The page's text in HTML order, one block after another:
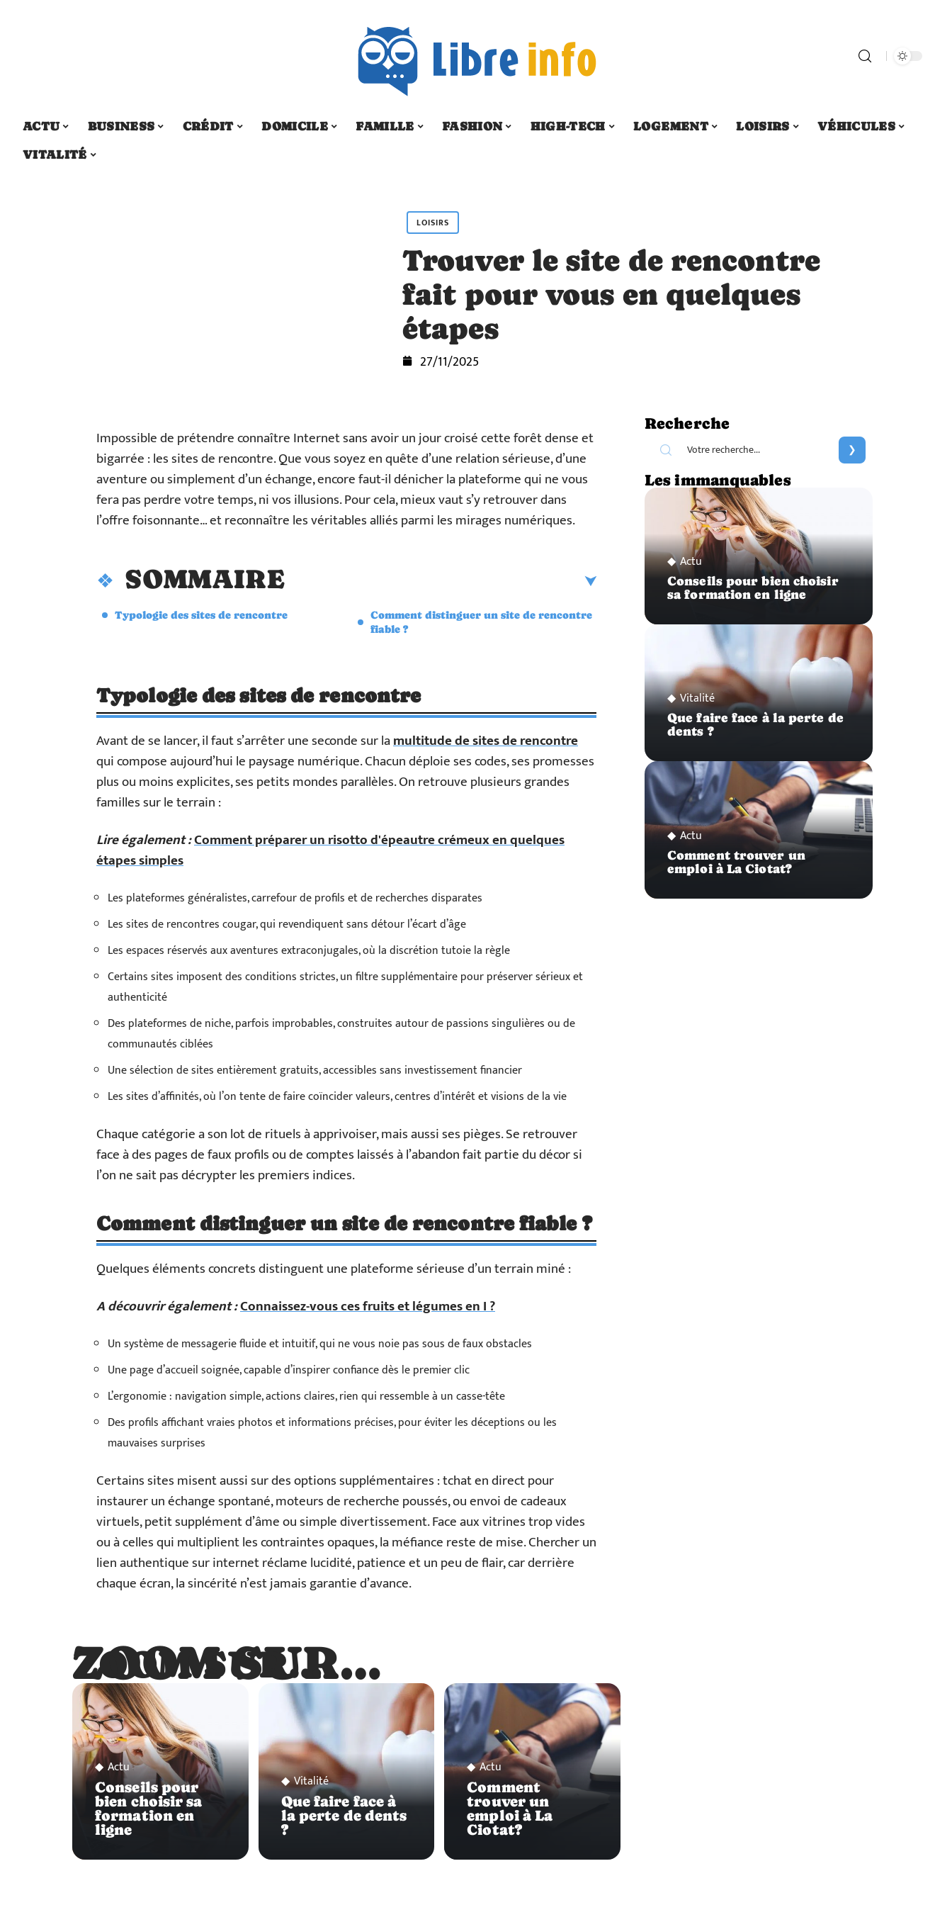
ACTU BUSINESS CRÉDIT DOMICILE FAMILLE FASHION HIGH-TECH LOGEMENT LOISIRS
VÉHICULES
VITALITÉ
LOISIRS
Trouver le site de rencontre
fait pour vous en quelques
étapes
27/11/2025
Impossible de prétendre connaître Internet sans avoir un jour croisé cette forêt dense et
bigarrée : les sites de rencontre. Que vous soyez en quête d’une relation sérieuse, d’une
aventure ou simplement d’un échange, encore faut-il dénicher la plateforme qui ne vous
fera pas perdre votre temps, ni vos illusions. Pour cela, mieux vaut s’y retrouver dans
l’offre foisonnante… et reconnaître les véritables alliés parmi les mirages numériques.
SOMMAIRE
Typologie des sites de rencontre
Comment distinguer un site de rencontre
fiable ?
Typologie des sites de rencontre
Avant de se lancer, il faut s’arrêter une seconde sur lamultitude de sites de rencontre
qui compose aujourd’hui le paysage numérique. Chacun déploie ses codes, ses promesses
plus ou moins explicites, ses petits mondes parallèles. On retrouve plusieurs grandes
familles sur le terrain :
Lire également :Comment préparer un risotto d'épeautre crémeux en quelques
étapes simples
Les plateformes généralistes, carrefour de profils et de recherches disparates
Les sites de rencontres cougar, qui revendiquent sans détour l’écart d’âge
Les espaces réservés aux aventures extraconjugales, où la discrétion tutoie la règle
Certains sites imposent des conditions strictes, un filtre supplémentaire pour préserver sérieux et
authenticité
Des plateformes de niche, parfois improbables, construites autour de passions singulières ou de
communautés ciblées
Une sélection de sites entièrement gratuits, accessibles sans investissement financier
Les sites d’affinités, où l’on tente de faire coïncider valeurs, centres d’intérêt et visions de la vie
Chaque catégorie a son lot de rituels à apprivoiser, mais aussi ses pièges. Se retrouver
face à des pages de faux profils ou de comptes laissés à l’abandon fait partie du décor si
l’on ne sait pas décrypter les premiers indices.
Comment distinguer un site de rencontre fiable ?
Quelques éléments concrets distinguent une plateforme sérieuse d’un terrain miné :
A découvrir également :Connaissez-vous ces fruits et légumes en I ?
Un système de messagerie fluide et intuitif, qui ne vous noie pas sous de faux obstacles
Une page d’accueil soignée, capable d’inspirer confiance dès le premier clic
L’ergonomie : navigation simple, actions claires, rien qui ressemble à un casse-tête
Des profils affichant vraies photos et informations précises, pour éviter les déceptions ou les
mauvaises surprises
Certains sites misent aussi sur des options supplémentaires : tchat en direct pour
instaurer un échange spontané, moteurs de recherche poussés, ou envoi de cadeaux
virtuels, petit supplément d’âme ou simple divertissement. Face aux vitrines trop vides
ou à celles qui multiplient les contraintes opaques, la méfiance reste de mise. Chercher un
lien authentique sur internet réclame lucidité, patience et un peu de flair, car derrière
chaque écran, la sincérité n’est jamais garantie d’avance.
ZOOM SUR…
ZOOM SUR…
Actu
Conseils pour
bien choisir sa
formation en
ligne
Vitalité
Que faire face à
la perte de dents
?
Actu
Comment
trouver un
emploi à La
Ciotat?
Recherche
Les immanquables
Actu
Conseils pour bien choisir
sa formation en ligne
Vitalité
Que faire face à la perte de
dents ?
Actu
Comment trouver un
emploi à La Ciotat?